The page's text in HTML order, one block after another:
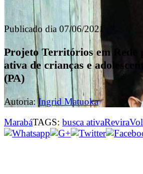
Publicado dia 07/06/2021
Projeto Territórios em Rede
ativa de crianças e
(PA)
Autoria:Ingrid Matuoka
MarabáTAGS: busca ativa